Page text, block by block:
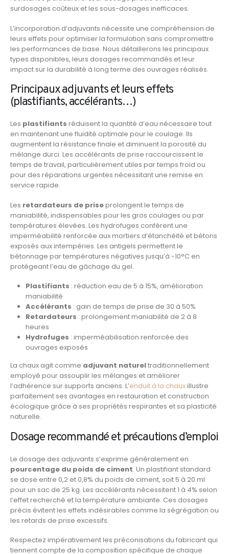
surdosages coûteux et les sous-dosages inefficaces.
L’incorporation d’adjuvants nécessite une compréhension de
leurs effets pour optimiser la formulation sans compromettre
les performances de base. Nous détaillerons les principaux
types disponibles, leurs dosages recommandés et leur
impact sur la durabilité à long terme des ouvrages réalisés.
Principaux adjuvants et leurs effets
(plastifiants, accélérants…)
Les plastifiants réduisent la quantité d’eau nécessaire tout
en maintenant une fluidité optimale pour le coulage. Ils
augmentent la résistance finale et diminuent la porosité du
mélange durci. Les accélérants de prise raccourcissent le
temps de travail, particulièrement utiles par temps froid ou
pour des réparations urgentes nécessitant une remise en
service rapide.
Les retardateurs de priseprolongent le temps de
maniabilité, indispensables pour les gros coulages ou par
températures élevées. Les hydrofuges confèrent une
imperméabilité renforcée aux mortiers d’étanchéité et bétons
exposés aux intempéries. Les antigels permettent le
bétonnage par températures négatives jusqu’à -10°C en
protégeant l’eau de gâchage du gel.
Plastifiants : réduction eau de 5 à 15%, amélioration
maniabilité
Accélérants : gain de temps de prise de 30 à 50%
Retardateurs : prolongement maniabilité de 2 à 8
heures
Hydrofuges : imperméabilisation renforcée des
ouvrages exposés
La chaux agit comme adjuvant natureltraditionnellement
employé pour assouplir les mélanges et améliorer
l’adhérence sur supports anciens. L’enduit à la chauxillustre
parfaitement ses avantages en restauration et construction
écologique grâce à ses propriétés respirantes et sa plasticité
naturelle.
Dosage recommandé et précautions d’emploi
Le dosage des adjuvants s’exprime généralement en
pourcentage du poids de ciment. Un plastifiant standard
se dose entre 0,2 et 0,8% du poids de ciment, soit 5 à 20 ml
pour un sac de 25 kg. Les accélérants nécessitent 1 à 4% selon
l’effet recherché et la température ambiante. Ces dosages
précis évitent les effets indésirables comme la ségrégation ou
les retards de prise excessifs.
Respectez impérativement les préconisations du fabricant qui
tiennent compte de la composition spécifique de chaque